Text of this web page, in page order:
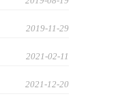
2019-11-29
2021-02-11
2021-12-20